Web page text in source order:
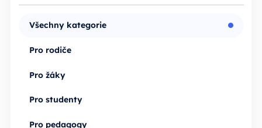
Všechny kategorie
Pro rodiče
Pro žáky
Pro studenty
Pro pedagogy